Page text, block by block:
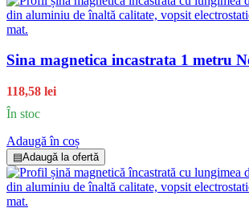
Sina magnetica incastrata 1 metru
118,58 lei
În stoc
Adaugă în coș
▤Adaugă la ofertă